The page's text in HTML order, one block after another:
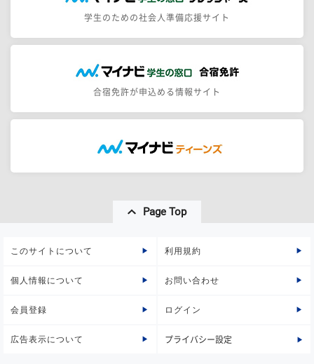
学生のための社会人準備応援サイト
合宿免許が申込める情報サイト
Page Top
このサイトについて 利用規約
個人情報について お問い合わせ
会員登録 ログイン
広告表示について プライバシー設定